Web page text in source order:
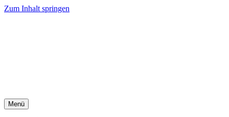
Zum Inhalt springen
Menü